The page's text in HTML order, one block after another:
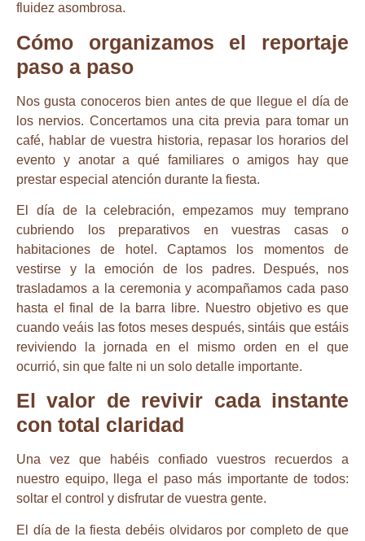
fluidez asombrosa.
Cómo organizamos el reportaje
paso a paso
Nos gusta conoceros bien antes de que llegue el día de
los nervios. Concertamos una cita previa para tomar un
café, hablar de vuestra historia, repasar los horarios del
evento y anotar a qué familiares o amigos hay que
prestar especial atención durante la fiesta.
El día de la celebración, empezamos muy temprano
cubriendo los preparativos en vuestras casas o
habitaciones de hotel. Captamos los momentos de
vestirse y la emoción de los padres. Después, nos
trasladamos a la ceremonia y acompañamos cada paso
hasta el final de la barra libre. Nuestro objetivo es que
cuando veáis las fotos meses después, sintáis que estáis
reviviendo la jornada en el mismo orden en el que
ocurrió, sin que falte ni un solo detalle importante.
El valor de revivir cada instante
con total claridad
Una vez que habéis confiado vuestros recuerdos a
nuestro equipo, llega el paso más importante de todos:
soltar el control y disfrutar de vuestra gente.
El día de la fiesta debéis olvidaros por completo de que